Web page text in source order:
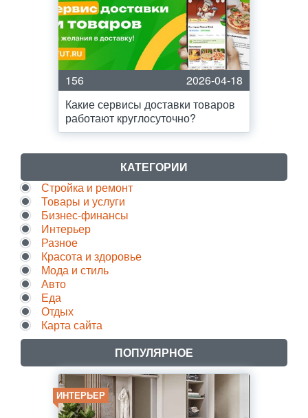
156
2026-04-18
Какие сервисы доставки товаров
работают круглосуточно?
КАТЕГОРИИ
Стройка и ремонт
Товары и услуги
Бизнес-финансы
Интерьер
Разное
Красота и здоровье
Мода и стиль
Авто
Еда
Отдых
Карта сайта
ПОПУЛЯРНОЕ
ИНТЕРЬЕР